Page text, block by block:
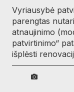
Vyriausybė
parengtas
atnaujinimo
patvirtinimo“
išplėsti